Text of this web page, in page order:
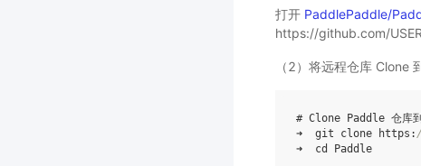
打开 PaddlePaddle/
https://github.com/
（2）将远程仓库 Clone
# Clone Paddle 仓库
➜  git clone https:
➜ cd